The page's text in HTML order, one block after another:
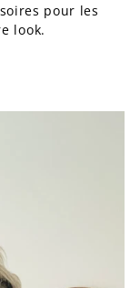
pour les
look.